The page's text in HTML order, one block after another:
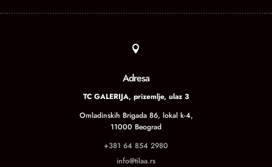

Adresa
TC GALERIJA, prizemlje, ulaz 3
Omladinskih Brigada 86, lokal k-4,
11000 Beograd
+381 64 854 2980
info@tilaa.rs